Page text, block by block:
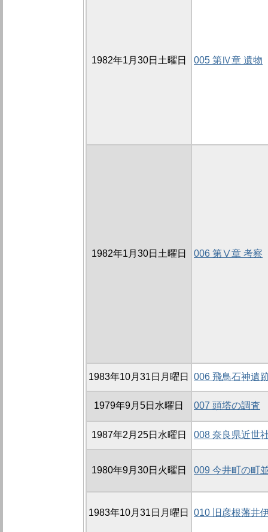
1982年1月30日土曜日 005 第Ⅳ章 遺物
1982年1月30日土曜日 006 第Ⅴ章 考察
1983年10月31日月曜日 006 飛鳥石神遺
1979年9月5日水曜日 007 頭塔の調査
1987年2月25日水曜日 008 奈良県近世
1980年9月30日火曜日 009 今井町の町
1983年10月31日月曜日 010 旧彦根藩井